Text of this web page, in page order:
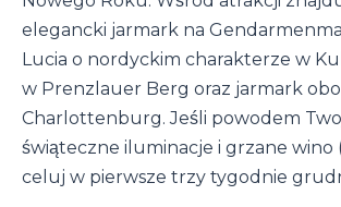
elegancki jarmark na
Lucia o nordyckim charakterze w
w Prenzlauer Berg oraz jarmark
Charlottenburg. Jeśli powodem
świąteczne iluminacje i grzane wino
celuj w pierwsze trzy tygodnie